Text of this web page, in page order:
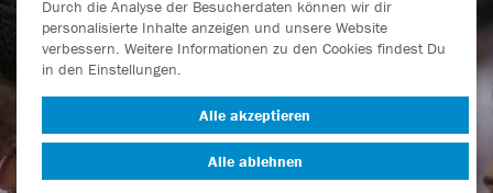
FÜR VEREINE
Durch die Analyse der Besucherdaten können wir dir
personalisierte Inhalte anzeigen und unsere Website
verbessern. Weitere Informationen zu den Cookies findest Du
in den Einstellungen.
Alle akzeptieren
Alle ablehnen